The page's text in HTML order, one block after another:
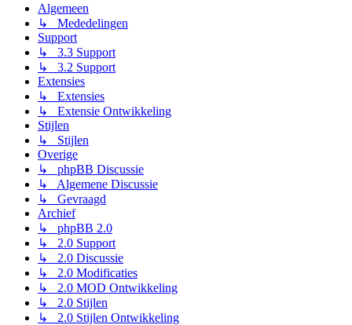
Algemeen
↳ Mededelingen
Support
↳ 3.3 Support
↳ 3.2 Support
Extensies
↳ Extensies
↳ Extensie Ontwikkeling
Stijlen
↳ Stijlen
Overige
↳ phpBB Discussie
↳ Algemene Discussie
↳ Gevraagd
Archief
↳ phpBB 2.0
↳ 2.0 Support
↳ 2.0 Discussie
↳ 2.0 Modificaties
↳ 2.0 MOD Ontwikkeling
↳ 2.0 Stijlen
↳ 2.0 Stijlen Ontwikkeling